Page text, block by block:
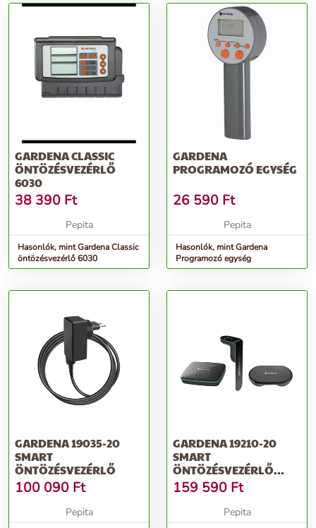
GARDENA CLASSIC
ÖNTÖZÉSVEZÉRLŐ
6030
38 390 Ft
Pepita
Hasonlók, mint Gardena Classic
öntözésvezérlő 6030
GARDENA
PROGRAMOZÓ EGYSÉG
26 590 Ft
Pepita
Hasonlók, mint Gardena
Programozó egység
GARDENA 19035-20
SMART
ÖNTÖZÉSVEZÉRLŐ
100 090 Ft
Pepita
GARDENA 19210-20
SMART
ÖNTÖZÉSVEZÉRLŐ
ÉRZÉKELŐ KÉSZLET
159 590 Ft
Pepita